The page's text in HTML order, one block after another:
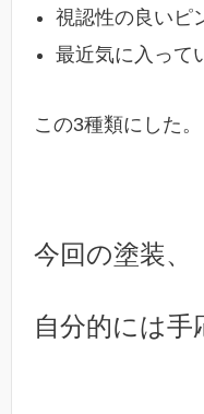
視認性の良いピ
最近気に入って
この3種類にした。
今回の塗装、
自分的には手